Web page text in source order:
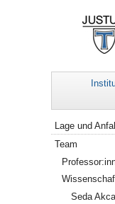
Navigation
Lage und
Team
Seda